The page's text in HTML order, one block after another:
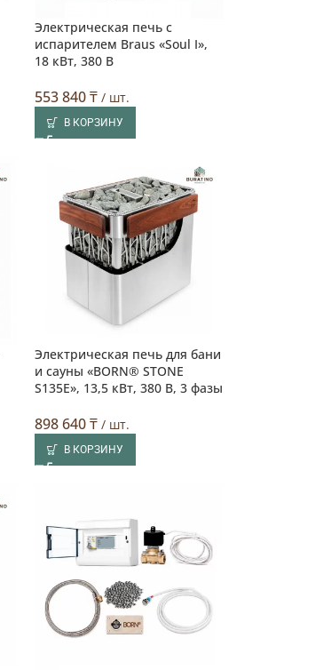
Электрическая печь с
испарителем Braus «Soul I»,
18 кВт, 380 В
553 840₸/ шт.
В КОРЗИНУ
Электрическая печь для бани
и сауны «BORN® STONE
S135E», 13,5 кВт, 380 В, 3 фазы
898 640₸/ шт.
В КОРЗИНУ